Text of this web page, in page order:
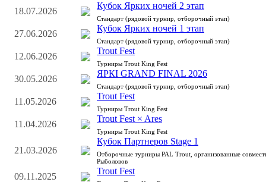
18.07.2026
Кубок Ярких ночей 2 этап
Стандарт (рядовой турнир, отборочный этап)
27.06.2026
Кубок Ярких ночей 1 этап
Стандарт (рядовой турнир, отборочный этап)
12.06.2026
Trout Fest
Турниры Trout King Fest
30.05.2026
ЯРКI GRAND FINAL 2026
Стандарт (рядовой турнир, отборочный этап)
11.05.2026
Trout Fest
Турниры Trout King Fest
11.04.2026
Trout Fest × Ares
Турниры Trout King Fest
21.03.2026
Кубок Партнеров Stage 1
Отборочные турниры PAL Trout, организованные
Рыболовов
09.11.2025
Trout Fest